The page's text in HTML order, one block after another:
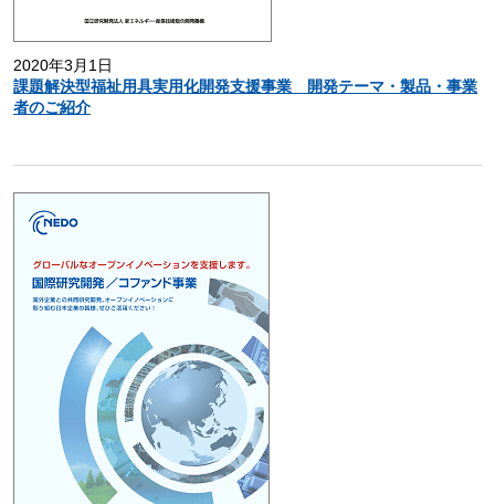
2020年3月1日
課題解決型福祉用具実用化開発支援事業 開発テーマ・製品・事業
者のご紹介